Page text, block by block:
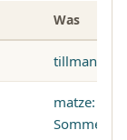
Was
tillman&lic
matze: